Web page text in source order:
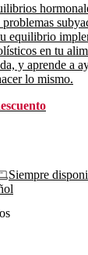
equilibrio
en tu
y aprende a
lo mismo.
Siempre